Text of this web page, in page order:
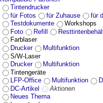
Tintendrucker
für Fotos
für Zuhause
für
Testdokumente
Workshops
Foto
Refill
Farblaser
Drucker
Multifunktion
S/W-Laser
Drucker
Multifunktion
Tintengeräte
LFP-Office
Multifunktion
DC-Artikel
Aktionen
Neues Thema